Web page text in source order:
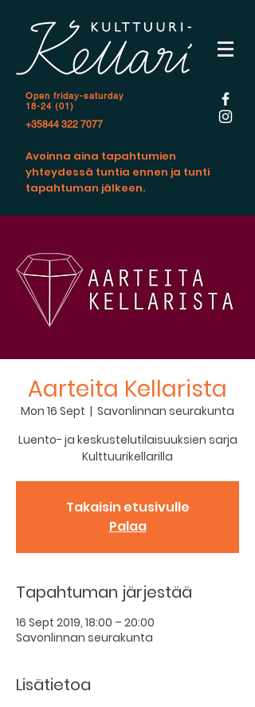
Open friday-saturday
18-24 (01)
+35844 322 7077
Avoinna aina tapahtumien
yhteydessä tuntia ennen ja tunti
tapahtuman jälkeen.
Aarteita Kellarista
Mon 16 Sept
  |
Savonlinnan seurakunta
Luento- ja keskustelutilaisuuksien sarja
Kulttuurikellarilla
Takaisin etusivulle
Palaa
Tapahtuman järjestää
16 Sept 2019, 18:00 – 20:00
Savonlinnan seurakunta
Lisätietoa